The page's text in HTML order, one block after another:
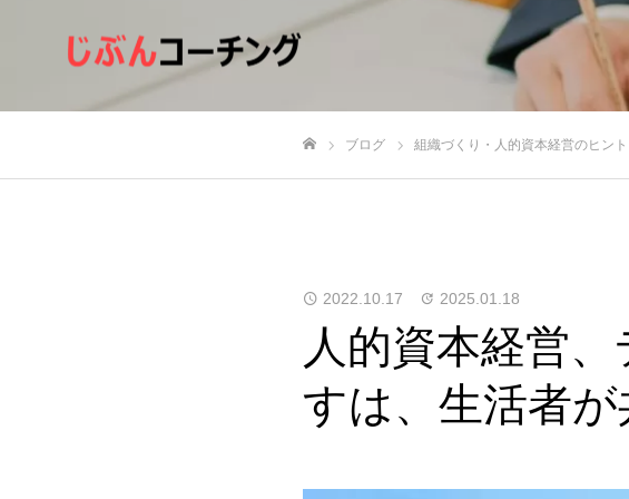
ブログ 組織づくり・人的資本経営のヒント
2022.10.17 2025.01.18
人的資本経営
すは、生活者